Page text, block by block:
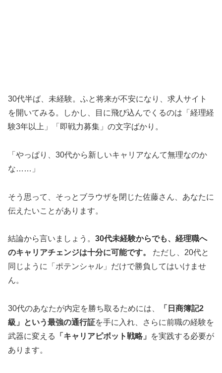
30代半ば、未経験。ふと将来が不安になり、求人サイト
を開いてみる。しかし、目に飛び込んでくるのは「経理経
験3年以上」「即戦力募集」の文字ばかり。
「やっぱり、30代から新しいキャリアなんて無理なのか
な……」
そう思って、そっとブラウザを閉じた佐藤さん、あなたに
伝えたいことがあります。
結論から言いましょう。 30代未経験からでも、経理職へ
のキャリアチェンジは十分に可能です。
ただし、20代と
同じように「ポテンシャル」だけで勝負してはいけませ
ん。
30代のあなたが内定を勝ち取るためには、
「日商簿記2
級」という最強の通行証を手に入れ、さらに前職の経験を
武器に変える
「キャリアピボット戦略」
を実践する必要が
あります。